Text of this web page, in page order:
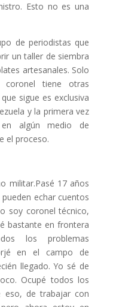
Esto no es una
de periodistas que
un taller de siembra
artesanales. Solo
tiene otras
sigue es exclusiva
y la primera vez
algún medio de
el proceso.
militar.Pasé 17 años
echar cuentos
soy coronel técnico,
bastante en frontera
los problemas
en el campo de
llegado. Yo sé de
Ocupé todos los
eso, de trabajar con